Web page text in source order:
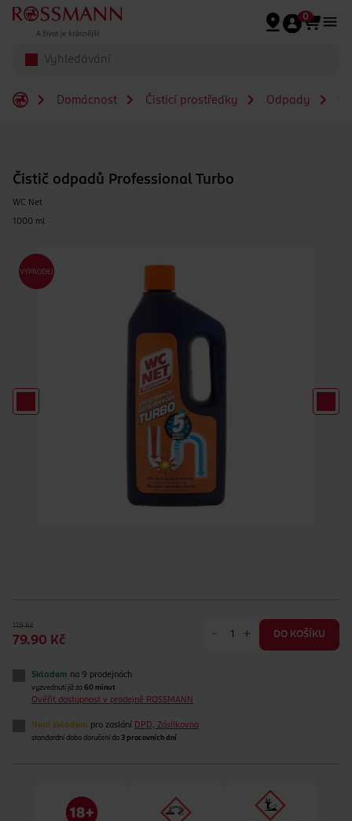
Přeskočit na hlavmní obsah
0
Domácnost Čisticí prostředky Odpady
Čistič odpadů Professional Turbo
WC Net
1000 ml
119 Kč
79.90 Kč
- + DO KOŠÍKU
Skladem na 9 prodejnách
vyzvednutí již za 60 minut
Ověřit dostupnost v prodejně ROSSMANN
Není skladem pro zaslání DPD, Zásilkovna
standardní doba doručení do 3 pracovních dní